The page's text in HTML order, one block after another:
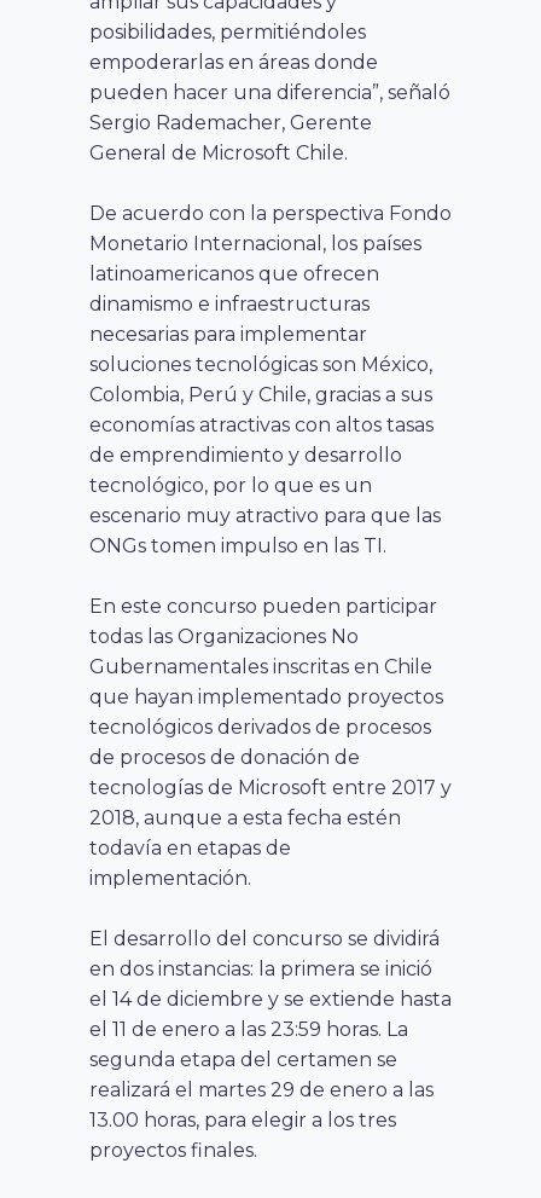
posibilidades, permitiéndoles
empoderarlas en áreas donde
pueden hacer una diferencia”, señaló
Sergio Rademacher, Gerente
General de Microsoft Chile.
De acuerdo con la perspectiva Fondo
Monetario Internacional, los países
latinoamericanos que ofrecen
dinamismo e infraestructuras
necesarias para implementar
soluciones tecnológicas son México,
Colombia, Perú y Chile, gracias a sus
economías atractivas con altos tasas
de emprendimiento y desarrollo
tecnológico, por lo que es un
escenario muy atractivo para que las
ONGs tomen impulso en las TI.
En este concurso pueden participar
todas las Organizaciones No
Gubernamentales inscritas en Chile
que hayan implementado proyectos
tecnológicos derivados de procesos
de procesos de donación de
tecnologías de Microsoft entre 2017 y
2018, aunque a esta fecha estén
todavía en etapas de
implementación.
El desarrollo del concurso se dividirá
en dos instancias: la primera se inició
el 14 de diciembre y se extiende hasta
el 11 de enero a las 23:59 horas. La
segunda etapa del certamen se
realizará el martes 29 de enero a las
13.00 horas, para elegir a los tres
proyectos finales.